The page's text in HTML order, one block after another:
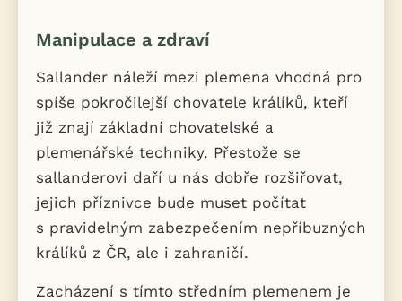
Manipulace a zdraví
Sallander náleží mezi plemena vhodná pro
spíše pokročilejší chovatele králíků, kteří
již znají základní chovatelské a
plemenářské techniky. Přestože se
sallanderovi daří u nás dobře rozšiřovat,
jejich příznivce bude muset počítat
s pravidelným zabezpečením nepříbuzných
králíků z ČR, ale i zahraničí.
Zacházení s tímto středním plemenem je